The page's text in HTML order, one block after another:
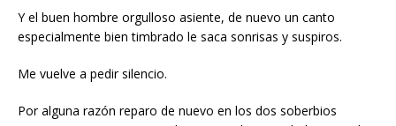
Y el buen hombre orgulloso asiente, de nuevo un canto
especialmente bien timbrado le saca sonrisas y suspiros.
Me vuelve a pedir silencio.
Por alguna razón reparo de nuevo en los dos soberbios